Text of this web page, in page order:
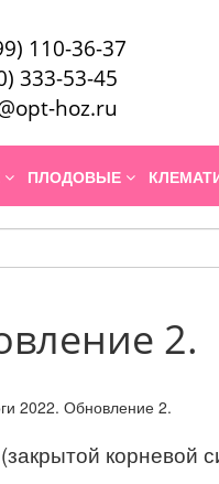
110-36-37
333-53-45
hoz.ru
ПЛОДОВЫЕ
2.
корневой